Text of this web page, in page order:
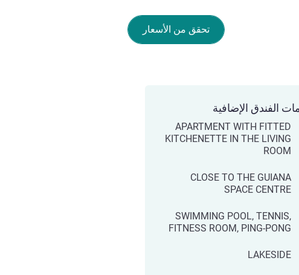
تحقق من الأسعار
الفندق الإضافية
APARTMENT WITH FITTED
KITCHENETTE IN THE LIVING
ROOM
CLOSE TO THE GUIANA
SPACE CENTRE
SWIMMING POOL, TENNIS,
FITNESS ROOM, PING-PONG
LAKESIDE